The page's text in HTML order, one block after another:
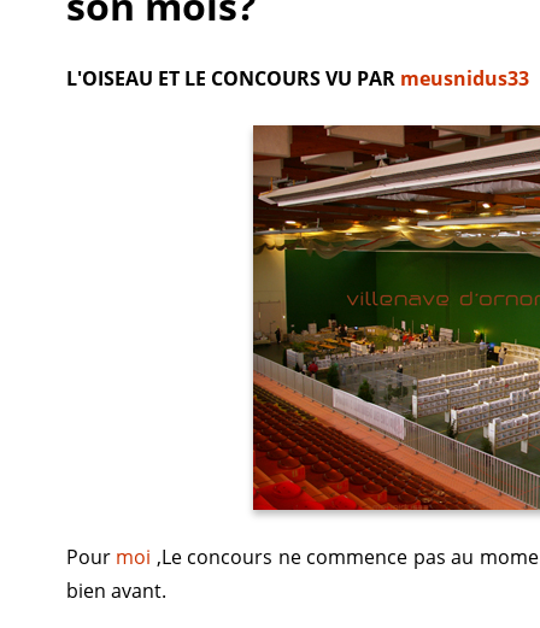
L'OISEAU ET LE CONCOURS VU PAR meusnidus33
Pour moi ,Le concours ne commence pas au
bien avant.